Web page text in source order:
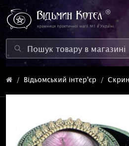
Відьомський інтер'єр